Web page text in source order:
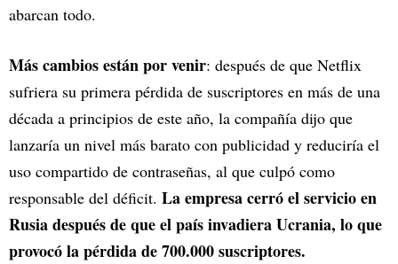
abarcan todo.
Más cambios están por venir: después de que Netflix
sufriera su primera pérdida de suscriptores en más de una
década a principios de este año, la compañía dijo que
lanzaría un nivel más barato con publicidad y reduciría el
uso compartido de contraseñas, al que culpó como
responsable del déficit. La empresa cerró el servicio en
Rusia después de que el país invadiera Ucrania, lo que
provocó la pérdida de 700.000 suscriptores.